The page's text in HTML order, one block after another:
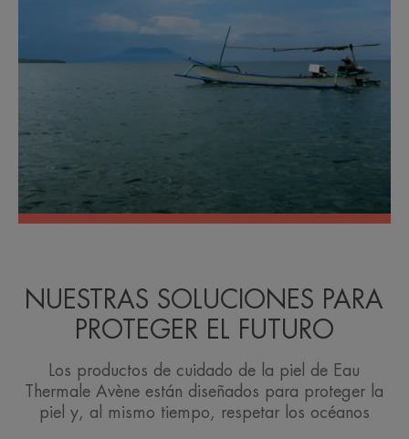
NUESTRAS SOLUCIONES PARA
PROTEGER EL FUTURO
Los productos de cuidado de la piel de Eau
Thermale Avène están diseñados para proteger la
piel y, al mismo tiempo, respetar los océanos